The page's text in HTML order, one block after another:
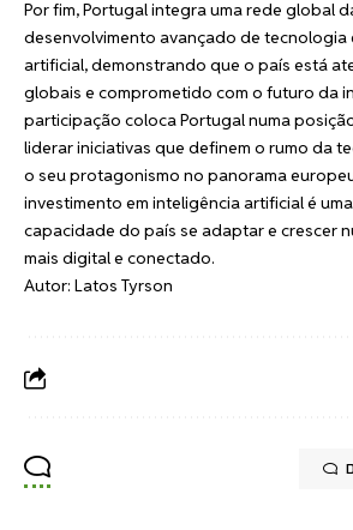
Por fim, Portugal integra uma rede global
desenvolvimento avançado de tecnologia
artificial, demonstrando que o país está
globais e comprometido com o futuro da
participação coloca Portugal numa
liderar iniciativas que definem o rumo da
o seu protagonismo no panorama
investimento em inteligência artificial é
capacidade do país se adaptar e crescer
mais digital e conectado.
Autor: Latos Tyrson